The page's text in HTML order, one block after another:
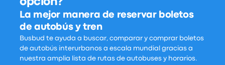
opción?
La mejor manera de reservar boletos
de autobús y tren
Busbud te ayuda a buscar, comparar y comprar boletos
de autobús interurbanos a escala mundial gracias a
nuestra amplia lista de rutas de autobuses y horarios.